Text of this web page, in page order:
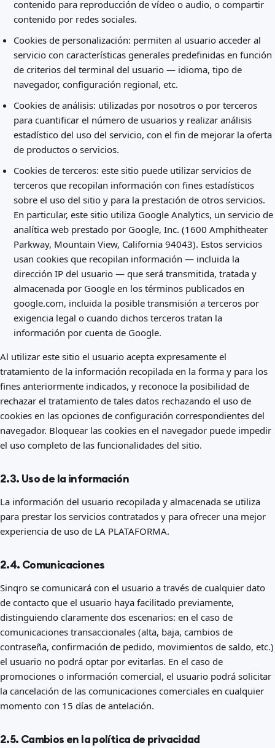
contenido para reproducción de vídeo o audio, o compartir
contenido por redes sociales.
Cookies de personalización: permiten al usuario acceder al
servicio con características generales predefinidas en función
de criterios del terminal del usuario — idioma, tipo de
navegador, configuración regional, etc.
Cookies de análisis: utilizadas por nosotros o por terceros
para cuantificar el número de usuarios y realizar análisis
estadístico del uso del servicio, con el fin de mejorar la oferta
de productos o servicios.
Cookies de terceros: este sitio puede utilizar servicios de
terceros que recopilan información con fines estadísticos
sobre el uso del sitio y para la prestación de otros servicios.
En particular, este sitio utiliza Google Analytics, un servicio de
analítica web prestado por Google, Inc. (1600 Amphitheater
Parkway, Mountain View, California 94043). Estos servicios
usan cookies que recopilan información — incluida la
dirección IP del usuario — que será transmitida, tratada y
almacenada por Google en los términos publicados en
google.com, incluida la posible transmisión a terceros por
exigencia legal o cuando dichos terceros tratan la
información por cuenta de Google.
Al utilizar este sitio el usuario acepta expresamente el
tratamiento de la información recopilada en la forma y para los
fines anteriormente indicados, y reconoce la posibilidad de
rechazar el tratamiento de tales datos rechazando el uso de
cookies en las opciones de configuración correspondientes del
navegador. Bloquear las cookies en el navegador puede impedir
el uso completo de las funcionalidades del sitio.
2.3. Uso de la información
La información del usuario recopilada y almacenada se utiliza
para prestar los servicios contratados y para ofrecer una mejor
experiencia de uso de LA PLATAFORMA.
2.4. Comunicaciones
Sinqro se comunicará con el usuario a través de cualquier dato
de contacto que el usuario haya facilitado previamente,
distinguiendo claramente dos escenarios: en el caso de
comunicaciones transaccionales (alta, baja, cambios de
contraseña, confirmación de pedido, movimientos de saldo, etc.)
el usuario no podrá optar por evitarlas. En el caso de
promociones o información comercial, el usuario podrá solicitar
la cancelación de las comunicaciones comerciales en cualquier
momento con 15 días de antelación.
2.5. Cambios en la política de privacidad